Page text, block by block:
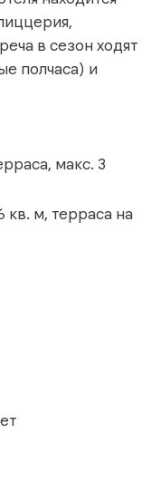
в сезон ходят
полчаса) и
макс. 3
кв. м, терраса на